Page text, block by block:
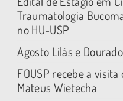
Traumatologia
no HU-USP
Agosto Lilás e Dourado
FOUSP recebe a visita
Mateus Wietecha